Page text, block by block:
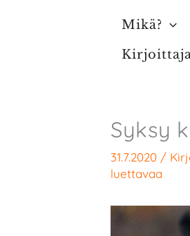
Mikä?
Syksy
31.7.2020 /
luettavaa